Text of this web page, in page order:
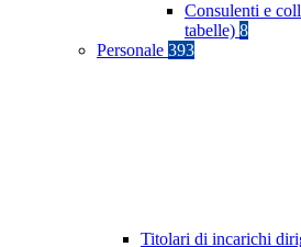
Consulenti e
tabelle) 8
Personale 393
Titolari di incarichi